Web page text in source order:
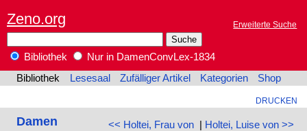
Zeno.org Erweiterte Suche
Bibliothek
Nur in DamenConvLex-1834
Bibliothek
Lesesaal Zufälliger Artikel Kategorien Shop
DRUCKEN
<< Holtei, Frau von| Holtei, Luise von >>
Damen